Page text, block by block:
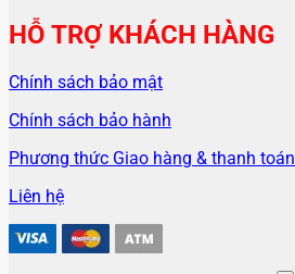
HỖ TRỢ KHÁCH HÀNG
Chính sách bảo mật
Chính sách bảo hành
Phương thức Giao hàng & thanh toán
Liên hệ